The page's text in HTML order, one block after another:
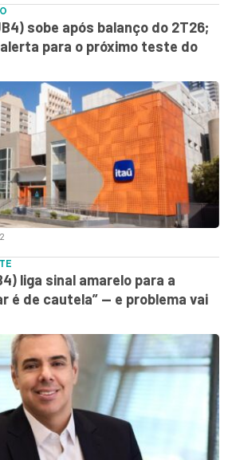
sobe após balanço do 2T26;
para o próximo teste do
liga sinal amarelo para a
é de cautela” — e problema vai